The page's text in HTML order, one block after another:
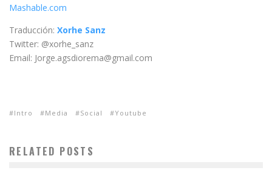
Mashable.com
Traducción: Xorhe Sanz
Twitter: @xorhe_sanz
Email: Jorge.agsdiorema@gmail.com
Intro Media Social Youtube
RELATED POSTS